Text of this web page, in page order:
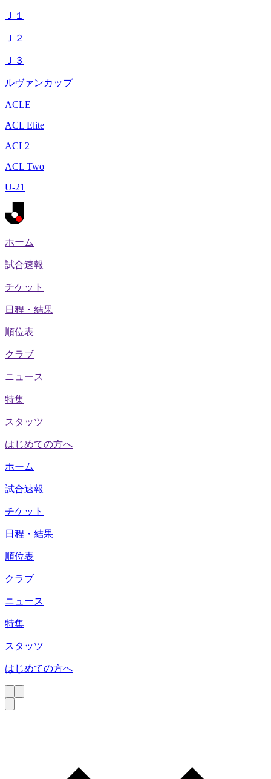
Ｊ１
Ｊ２
Ｊ３
ルヴァンカップ
ACLE
ACL Elite
ACL2
ACL Two
U-21
ホーム
試合速報
チケット
日程・結果
順位表
クラブ
ニュース
特集
スタッツ
はじめての方へ
ホーム
試合速報
チケット
日程・結果
順位表
クラブ
ニュース
特集
スタッツ
はじめての方へ